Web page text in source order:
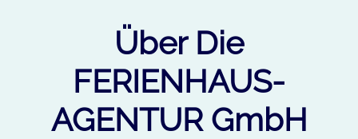
Über Die
FERIENHAUS-
AGENTUR GmbH